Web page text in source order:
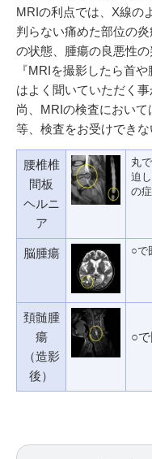
MRIの利点では、X線の
判らない痛めた部位の
の状態、腫瘍の良悪性の
『MRIを撮影したら首
はよく聞いていただく事
尚、MRIの検査におい
等、検査をお受けできな
腰椎椎
間板
ヘルニ
ア
丸
迫
の
脳腫瘍 ○で
頚髄腫
瘍
（造影
後）
○